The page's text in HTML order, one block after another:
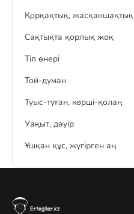
Қорқақтық, жасқаншақтық
Сақтықта қорлық жоқ
Тіл өнері
Той-думан
Туыс-туған, көрші-қолаң
Уақыт, дәуір
Ұшқан құс, жүгірген аң